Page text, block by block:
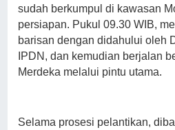
sudah berkumpul di kawasan
persiapan. Pukul 09.30 WIB,
barisan dengan didahului oleh
IPDN, dan kemudian berjalan
Merdeka melalui pintu utama.
Selama prosesi pelantikan,